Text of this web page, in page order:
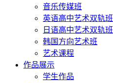
音乐传媒班
英语高中艺术双轨班
日语高中艺术双轨班
韩国方向艺术班
艺术课程
作品展示
学生作品